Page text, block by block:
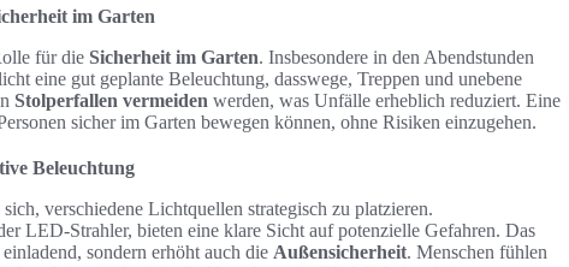
im Garten
für die Sicherheit im Garten. Insbesondere in den Abendstunden
eine gut geplante Beleuchtung, dasswege, Treppen und unebene
Stolperfallen vermeiden werden, was Unfälle erheblich reduziert. Eine
sicher im Garten bewegen können, ohne Risiken einzugehen.
Beleuchtung
verschiedene Lichtquellen strategisch zu platzieren.
LED-Strahler, bieten eine klare Sicht auf potenzielle Gefahren. Das
sondern erhöht auch die Außensicherheit. Menschen fühlen